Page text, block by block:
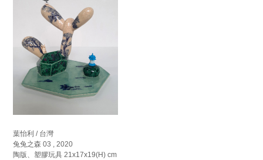
葉怡利 / 台灣
兔兔之森 03 , 2020
陶版、塑膠玩具 21x17x19(H) cm